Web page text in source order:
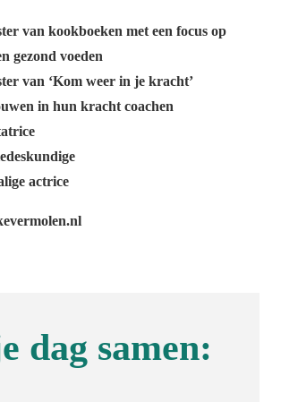
van kookboeken met een focus op
gezond voeden
van ‘Kom weer in je kracht’
in hun kracht coachen
actrice
dag samen: